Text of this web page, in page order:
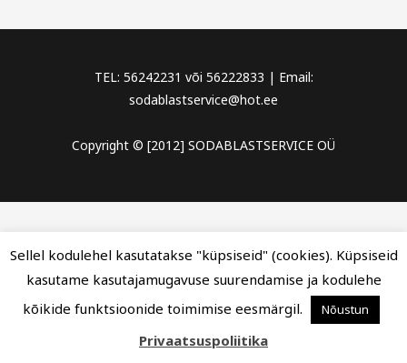
TEL: 56242231 või 56222833 | Email:
sodablastservice@hot.ee
Copyright © [2012] SODABLASTSERVICE OÜ
Sellel kodulehel kasutatakse "küpsiseid" (cookies). Küpsiseid
kasutame kasutajamugavuse suurendamise ja kodulehe
kõikide funktsioonide toimimise eesmärgil.
Nõustun
Privaatsuspoliitika